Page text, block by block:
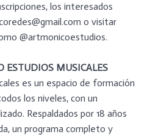
los interesados
o visitar
@artmonicoestudios.
ESTUDIOS MUSICALES
es un espacio de formación
los niveles, con un
Respaldados por 18 años
un programa completo y